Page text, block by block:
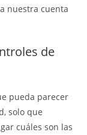
nuestra cuenta
de
pueda parecer
solo que
cuáles son las